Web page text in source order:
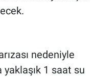
nedeniyle
1 saat su